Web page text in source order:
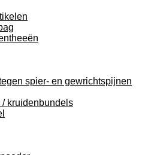
spier- en gewrichtspijnen
kruidenbundels